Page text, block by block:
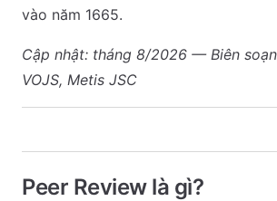
vào năm 1665.
Cập nhật: tháng 8/2026 — Biên
VOJS, Metis JSC
Peer Review là gì?